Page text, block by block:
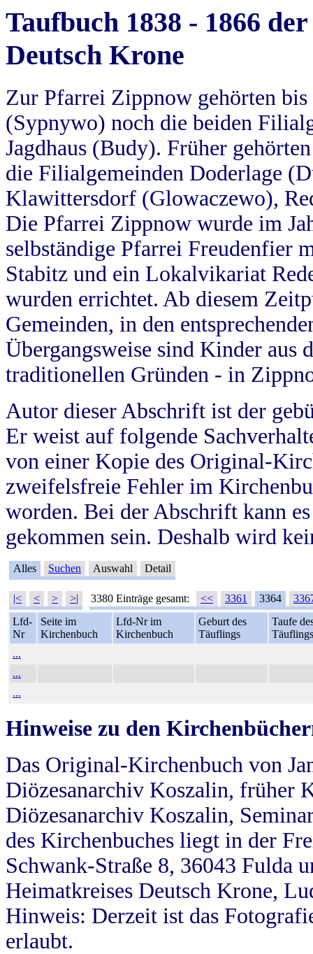
Taufbuch 1838 - 1866
Deutsch Krone
Zur Pfarrei Zippnow gehörten
(Sypnywo) noch die beiden
Jagdhaus (Budy). Früher
die Filialgemeinden Doderlage
Klawittersdorf (Glowaczewo),
Die Pfarrei Zippnow wurde im
selbständige Pfarrei Freudenfier
Stabitz und ein Lokalvikariat
wurden errichtet. Ab diesem
Gemeinden, in den
Übergangsweise sind Kinder aus
traditionellen Gründen - in
Autor dieser Abschrift ist der
Er weist auf folgende
von einer Kopie des Original-
zweifelsfreie Fehler im
worden. Bei der Abschrift kann
gekommen sein. Deshalb wird
Alles Suchen Auswahl Detail
|< < > >| 3380 Einträge gesamt: << 3361 3364
Lfd-
Nr
Seite im
Kirchenbuch
Lfd-Nr im
Kirchenbuch
Geburt des
Täuflings
Taufe
Täuflings
...
...
...
Hinweise zu den
Das Original-Kirchenbuch von
Diözesanarchiv Koszalin, früher
Diözesanarchiv Koszalin,
des Kirchenbuches liegt in der
Schwank-Straße 8, 36043 Fulda
Heimatkreises Deutsch Krone,
Hinweis: Derzeit ist das
erlaubt.